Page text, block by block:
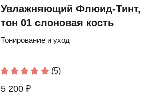
Увлажняющий Флюид-Тинт,
тон 01 слоновая кость
Тонирование и уход
(5)
5 200 ₽